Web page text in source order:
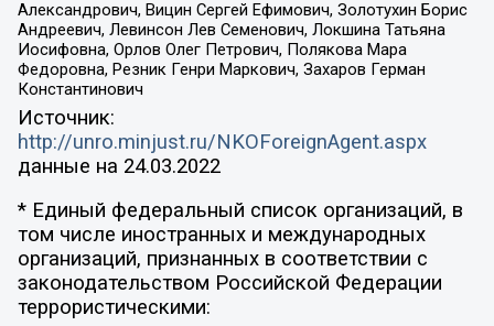
Александрович, Вицин Сергей Ефимович, Золотухин Борис
Андреевич, Левинсон Лев Семенович, Локшина Татьяна
Иосифовна, Орлов Олег Петрович, Полякова Мара
Федоровна, Резник Генри Маркович, Захаров Герман
Константинович
Источник:
http://unro.minjust.ru/NKOForeignAgent.aspx
данные на 24.03.2022
* Единый федеральный список организаций, в
том числе иностранных и международных
организаций, признанных в соответствии с
законодательством Российской Федерации
террористическими: